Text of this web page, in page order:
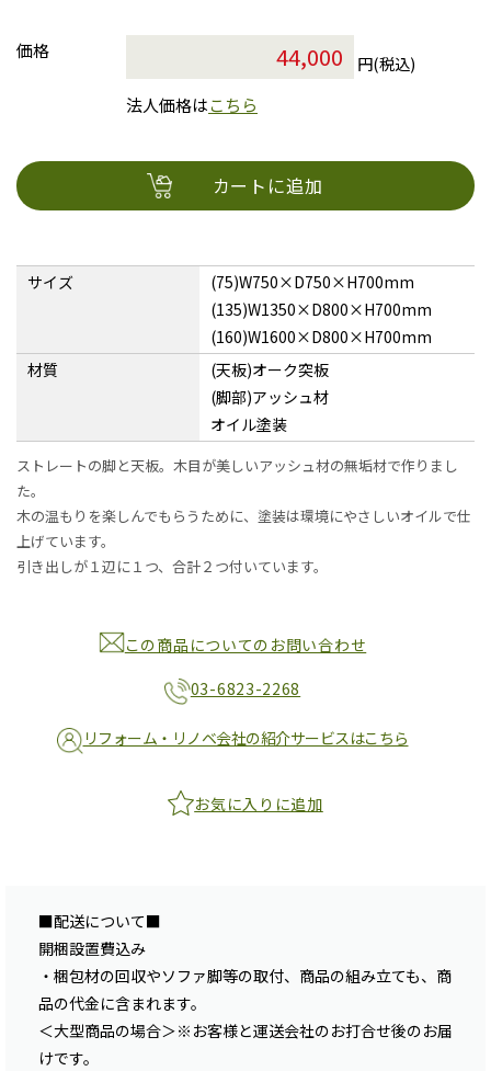
価格
円(税込)
法人価格はこちら
カートに追加
サイズ
(75)W750×D750×H700mm
(135)W1350×D800×H700mm
(160)W1600×D800×H700mm
材質
(天板)オーク突板
(脚部)アッシュ材
オイル塗装
ストレートの脚と天板。木目が美しいアッシュ材の無垢材で作りまし
た。
木の温もりを楽しんでもらうために、塗装は環境にやさしいオイルで仕
上げています。
引き出しが１辺に１つ、合計２つ付いています。
この商品についてのお問い合わせ
03-6823-2268
リフォーム・リノベ会社の紹介サービスはこちら
お気に入りに追加
■配送について■
開梱設置費込み
・梱包材の回収やソファ脚等の取付、商品の組み立ても、商
品の代金に含まれます。
＜大型商品の場合＞※お客様と運送会社のお打合せ後のお届
けです。